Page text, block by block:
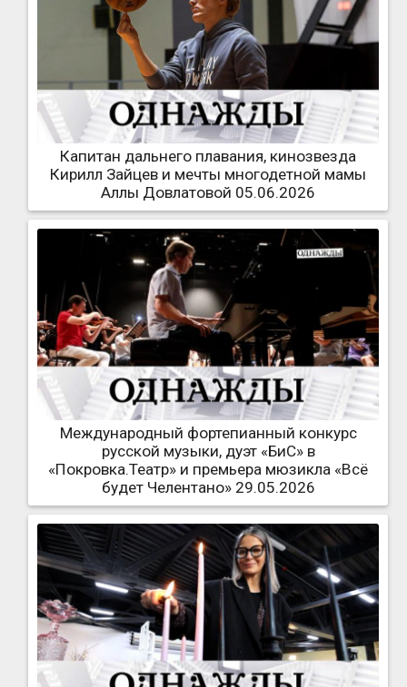
Капитан дальнего плавания, кинозвезда
Кирилл Зайцев и мечты многодетной мамы
Аллы Довлатовой 05.06.2026
Международный фортепианный конкурс
русской музыки, дуэт «БиС» в
«Покровка.Театр» и премьера мюзикла «Всё
будет Челентано» 29.05.2026